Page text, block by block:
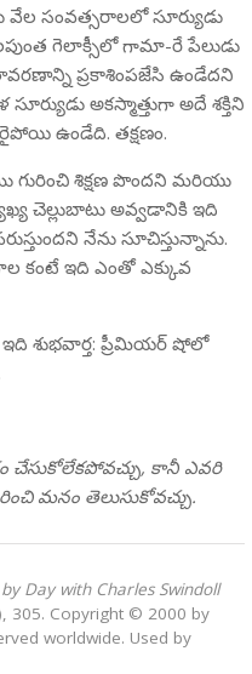
వేల సంవత్సరాలలో సూర్యుడు
గెలాక్సీలో గామా-రే పేలుడు
ప్రకాశింపజేసి ఉండేదని
అకస్మాత్తుగా అదే శక్తిని
ఉండేది. తక్షణం.
శిక్షణ పొందని మరియు
చెల్లుబాటు అవ్వడానికి ఇది
నేను సూచిస్తున్నాను.
కంటే ఇది ఎంతో ఎక్కువ
శుభవార్త: ప్రీమియర్ షోలో
చేసుకోలేకపోవచ్చు, కానీ ఎవరి
మనం తెలుసుకోవచ్చు.
Day with Charles Swindoll
305. Copyright © 2000 by
worldwide. Used by